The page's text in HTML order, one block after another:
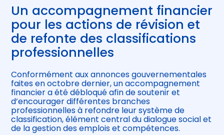
Un accompagnement financier
pour les actions de révision et
de refonte des classifications
professionnelles
Conformément aux annonces gouvernementales
faites en octobre dernier, un accompagnement
financier a été débloqué afin de soutenir et
d’encourager différentes branches
professionnelles à refondre leur système de
classification, élément central du dialogue social et
de la gestion des emplois et compétences.